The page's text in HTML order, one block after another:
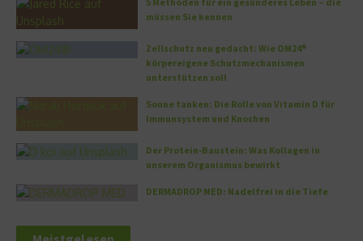
müssen Sie kennen
Zellschutz neu gedacht: Wie OM24®
körpereigene Schutzmechanismen
unterstützen soll
Sonne tanken: Die Rolle von Vitamin D für
Immunsystem und Knochen
Der Protein-Baustein: Was Kollagen in
unserem Organismus bewirkt
DERMADROP MED: Nadelfrei in die Tiefe